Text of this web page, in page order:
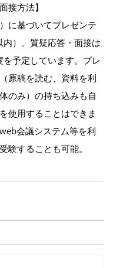
接方法】
に基づいてプレゼンテ
）。質疑応答・面接は
予定しています。プレ
原稿を読む、資料を利
のみ）の持ち込みも自
使用することはできま
会議システム等を利
験することも可能。